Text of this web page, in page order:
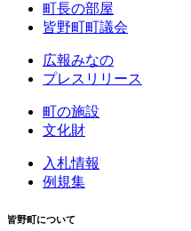
町長の部屋
皆野町町議会
広報みなの
プレスリリース
町の施設
文化財
入札情報
例規集
皆野町について